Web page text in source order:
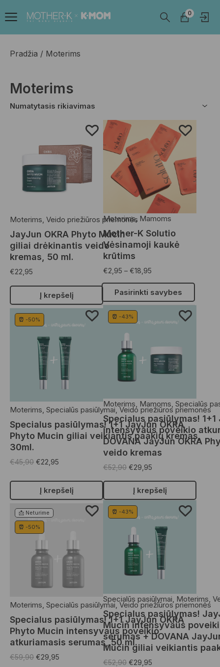
0
Pradžia Moterims
Moterims
Moterims Veido priežiūros priemonės
JayJun OKRA Phyto Mucin
giliai drėkinantis veido
kremas, 50 ml.
€22,95
Į krepšelį
Moterims, Mamoms
Mother-K Solutio
Vėsinamoji kaukė
krūtims
€2,95 – €18,95
Pasirinkti savybes
⏰ -50%
Moterims Specialūs pasiūlymai,Veido priežiūros priemonės
Specialus pasiūlymas! 1+1 JayJun OKRA
Phyto Mucin giliai veikiantis paakių kremas,
30ml.
€45,90 €22,95
Į krepšelį
⏰ -43%
Moterims, Mamoms, Specialūs
Specialus pasiūlymas!
intensyvaus poveikio
DOVANA JayJun OKRA
veido kremas
€52,90 €29,95
Į krepšelį
📩 Neturime
⏰ -50%
Moterims Specialūs pasiūlymai ,Veido priežiūros priemonės
Specialus pasiūlymas! 1+1 JayJun OKRA
Phyto Mucin intensyvaus poveikio
atkuriamasis serumas, 50 ml.
€59,90 €29,95
⏰ -43%
Specialūs pasiūlymai, Moterims,
Specialus pasiūlymas!
Mucin intensyvaus
serumas + DOVANA
Mucin giliai veikiantis
€52,90 €29,95